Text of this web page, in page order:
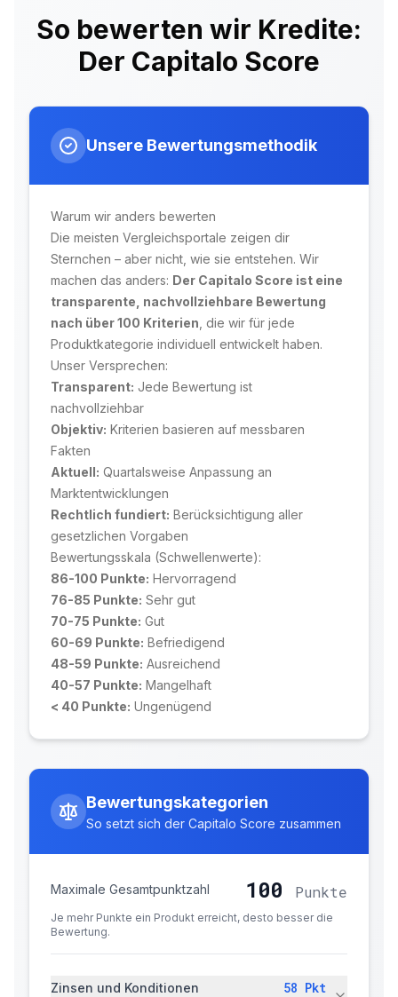
So bewerten wir Kredite:
Der Capitalo Score
Unsere Bewertungsmethodik
Warum wir anders bewerten
Die meisten Vergleichsportale zeigen dir
Sternchen – aber nicht, wie sie entstehen. Wir
machen das anders: Der Capitalo Score ist eine
transparente, nachvollziehbare Bewertung
nach über 100 Kriterien , die wir für jede
Produktkategorie individuell entwickelt haben.
Unser Versprechen:
Transparent: Jede Bewertung ist
nachvollziehbar
Objektiv: Kriterien basieren auf messbaren
Fakten
Aktuell: Quartalsweise Anpassung an
Marktentwicklungen
Rechtlich fundiert: Berücksichtigung aller
gesetzlichen Vorgaben
Bewertungsskala (Schwellenwerte):
86-100 Punkte: Hervorragend
76-85 Punkte: Sehr gut
70-75 Punkte: Gut
60-69 Punkte: Befriedigend
48-59 Punkte: Ausreichend
40-57 Punkte: Mangelhaft
< 40 Punkte: Ungenügend
Bewertungskategorien
So setzt sich der Capitalo Score zusammen
Maximale Gesamtpunktzahl 100 Punkte
Je mehr Punkte ein Produkt erreicht, desto besser die
Bewertung.
Zinsen und Konditionen 58 Pkt